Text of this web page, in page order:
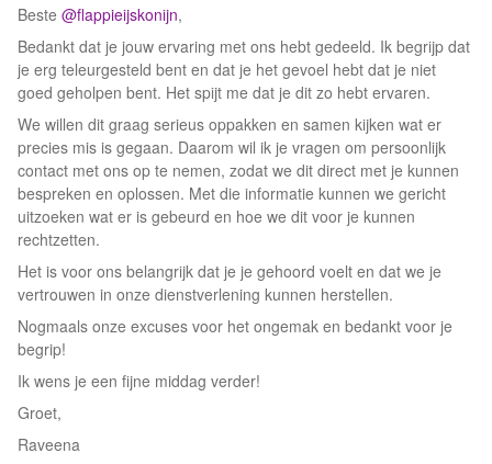
Beste ​ @flappieijskonijn,
Bedankt dat je jouw ervaring met ons hebt gedeeld. Ik begrijp dat
je erg teleurgesteld bent en dat je het gevoel hebt dat je niet
goed geholpen bent. Het spijt me dat je dit zo hebt ervaren.
We willen dit graag serieus oppakken en samen kijken wat er
precies mis is gegaan. Daarom wil ik je vragen om persoonlijk
contact met ons op te nemen, zodat we dit direct met je kunnen
bespreken en oplossen. Met die informatie kunnen we gericht
uitzoeken wat er is gebeurd en hoe we dit voor je kunnen
rechtzetten.
Het is voor ons belangrijk dat je je gehoord voelt en dat we je
vertrouwen in onze dienstverlening kunnen herstellen.
Nogmaals onze excuses voor het ongemak en bedankt voor je
begrip!
Ik wens je een fijne middag verder!
Groet,
Raveena